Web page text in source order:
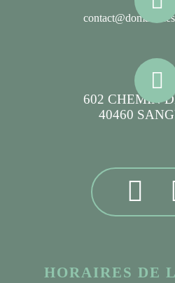
602 CHEMIN
40460
HORAIRES DE